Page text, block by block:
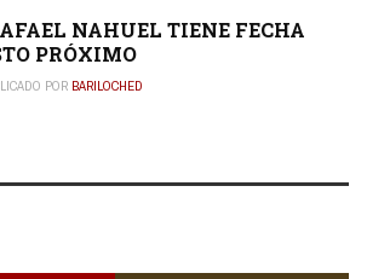
NAHUEL TIENE FECHA
PRÓXIMO
POR BARILOCHED